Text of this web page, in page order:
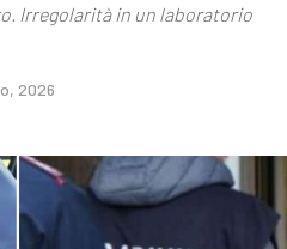
Irregolarità in un laboratorio
2026